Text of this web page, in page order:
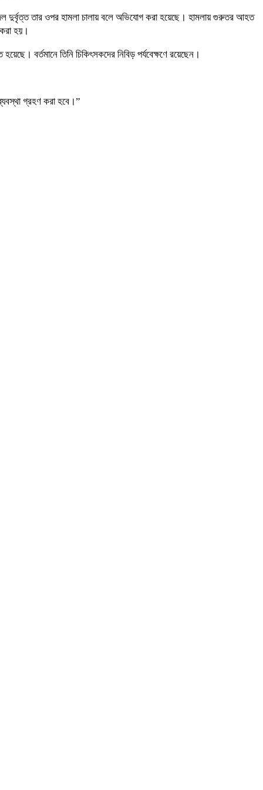
দুর্বৃত্ত তার ওপর হামলা চালায় বলে অভিযোগ করা হয়েছে। হামলায় গুরুতর আহত
হয়।
বর্তমানে তিনি চিকিৎসকদের নিবিড় পর্যবেক্ষণে রয়েছেন।
গ্রহণ করা হবে।”